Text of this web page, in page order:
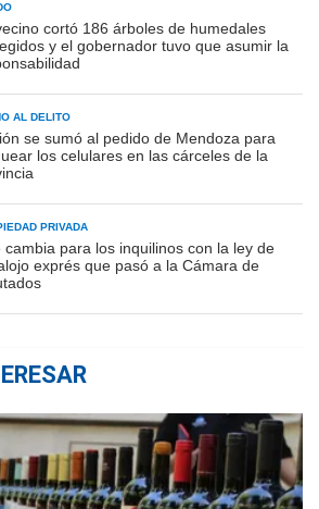
cortó 186 árboles de humedales
y el gobernador tuvo que asumir la
AL DELITO
se sumó al pedido de Mendoza para
los celulares en las cárceles de la
PRIVADA
cambia para los inquilinos con la ley de
exprés que pasó a la Cámara de